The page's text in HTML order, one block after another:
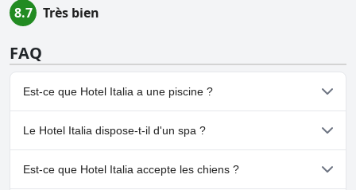
8.7 Très bien
FAQ
Est-ce que Hotel Italia a une piscine ?
Non, Hotel Italia n'a pas de piscine.
Le Hotel Italia dispose-t-il d'un spa ?
Non, il n'y a pas de spa à Hotel Italia.
Est-ce que Hotel Italia accepte les chiens ?